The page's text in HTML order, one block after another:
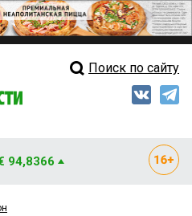
Свежий выпускПоиск по сайту
94,8366